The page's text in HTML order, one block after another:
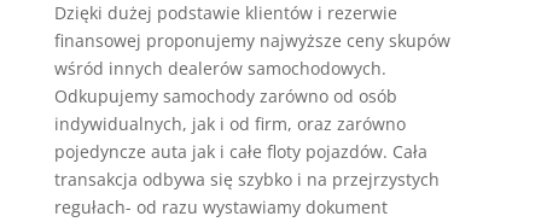
Dzięki dużej podstawie klientów i rezerwie
finansowej proponujemy najwyższe ceny skupów
wśród innych dealerów samochodowych.
Odkupujemy samochody zarówno od osób
indywidualnych, jak i od firm, oraz zarówno
pojedyncze auta jak i całe floty pojazdów. Cała
transakcja odbywa się szybko i na przejrzystych
regułach- od razu wystawiamy dokument